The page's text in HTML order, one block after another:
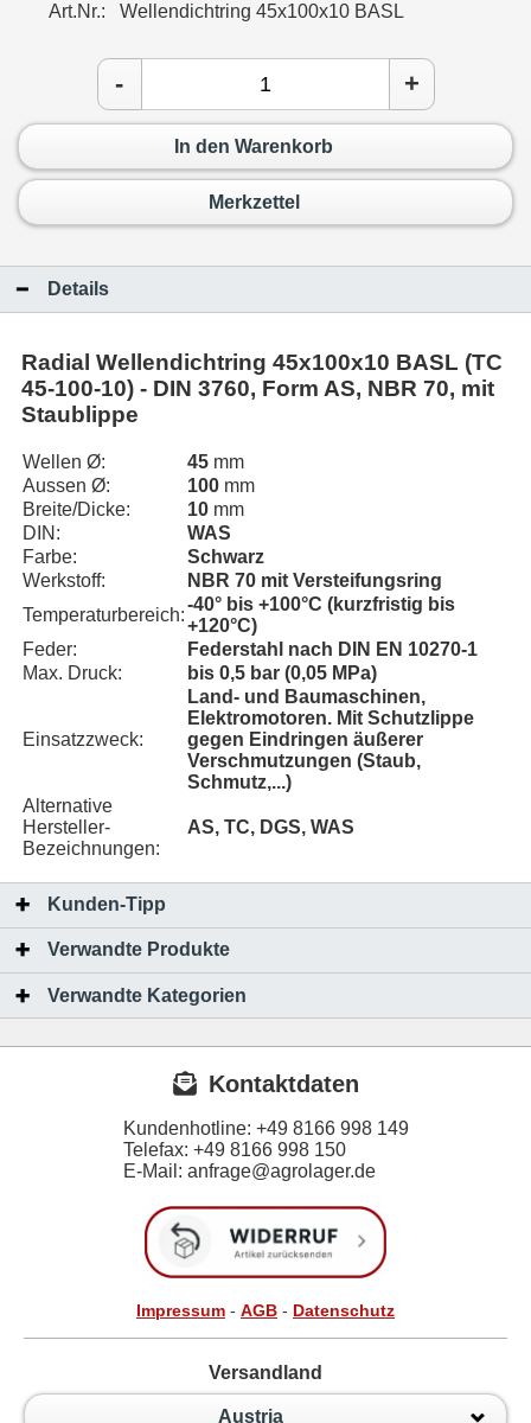
Art.Nr.: Wellendichtring 45x100x10 BASL
- +
In den Warenkorb
Merkzettel
Details
Radial Wellendichtring 45x100x10 BASL (TC
45-100-10) - DIN 3760, Form AS, NBR 70, mit
Staublippe
Wellen Ø: 45 mm
Aussen Ø:
100 mm
Breite/Dicke:
10 mm
DIN:
WAS
Farbe:
Schwarz
Werkstoff:
NBR 70 mit Versteifungsring
Temperaturbereich:
-40° bis +100°C (kurzfristig bis
+120°C)
Feder:
Federstahl nach DIN EN 10270-1
Max. Druck:
bis 0,5 bar (0,05 MPa)
Einsatzzweck:
Land- und Baumaschinen,
Elektromotoren. Mit Schutzlippe
gegen Eindringen äußerer
Verschmutzungen (Staub,
Schmutz,...)
Alternative
Hersteller-
Bezeichnungen:
AS, TC, DGS, WAS
Kunden-Tipp
Verwandte Produkte
Verwandte Kategorien
Kontaktdaten
Kundenhotline: +49 8166 998 149
Telefax: +49 8166 998 150
E-Mail: anfrage@agrolager.de
Impressum - AGB - Datenschutz
Versandland
Austria